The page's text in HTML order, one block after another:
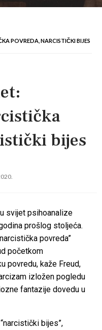
POVREDA, NARCISTIČKI BIJES
bijes
svijet psihoanalize
prošlog stoljeća.
povreda”
početkom
povredu, kaže Freud,
izložen pogledu
fantazije dovedu u
bijes”,